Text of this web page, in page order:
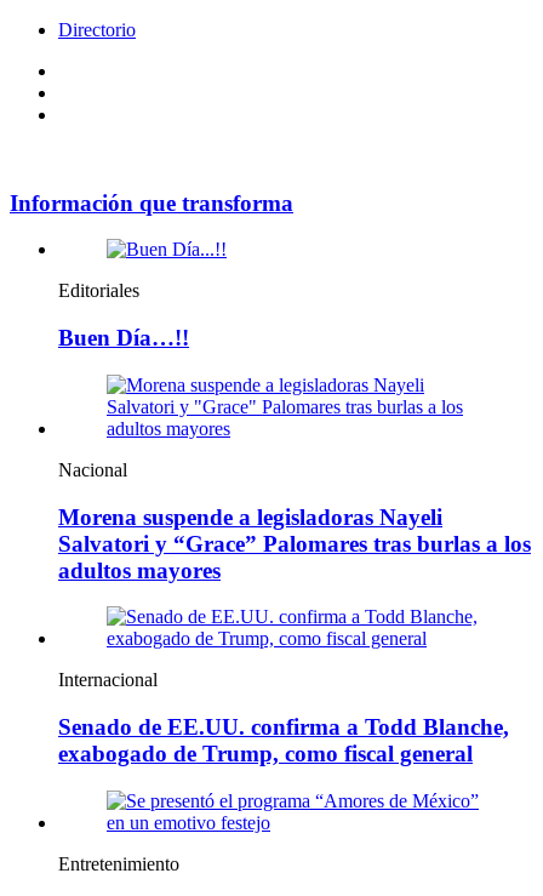
Directorio
Información que transforma
Editoriales
Buen Día…!!
Nacional
Morena suspende a legisladoras Nayeli
Salvatori y “Grace” Palomares tras burlas a los
adultos mayores
Internacional
Senado de EE.UU. confirma a Todd Blanche,
exabogado de Trump, como fiscal general
Entretenimiento